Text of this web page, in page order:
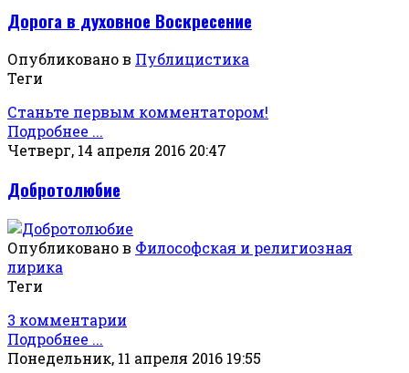
Дорога в духовное Воскресение
Опубликовано в Публицистика
Теги
Станьте первым комментатором!
Подробнее ...
Четверг, 14 апреля 2016 20:47
Добротолюбие
Опубликовано в Философская и религиозная
лирика
Теги
3 комментарии
Подробнее ...
Понедельник, 11 апреля 2016 19:55